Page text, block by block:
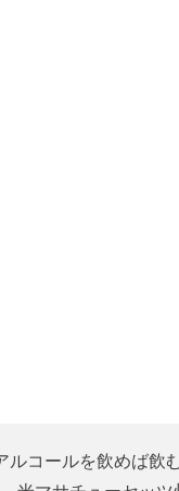
ルコールを飲めば飲